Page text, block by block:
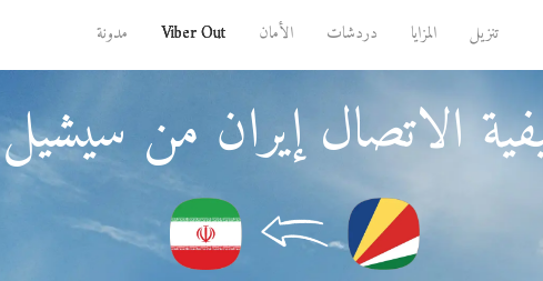
تنزيل المزايا دردشات الأمان Viber Out مدونة
الاتصال إيران من سيشيل